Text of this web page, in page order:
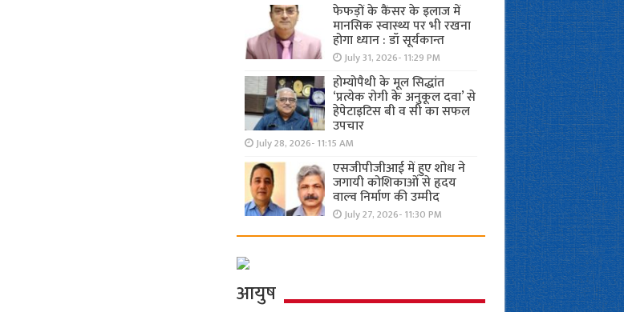
फेफड़ों के कैंसर के इलाज में
मानसिक स्वास्थ्य पर भी रखना
होगा ध्यान : डॉ सूर्यकान्त
July 31, 2026- 11:29 PM
होम्योपैथी के मूल सिद्धांत
‘प्रत्येक रोगी केे अनुकूल दवा’ से
हेपेटाइटिस बी व सी का सफल
उपचार
July 28, 2026- 11:15 AM
एसजीपीजीआई में हुए शोध ने
जगायी कोशिकाओं से हृदय
वाल्व निर्माण की उम्मीद
July 27, 2026- 11:30 PM
आयुष